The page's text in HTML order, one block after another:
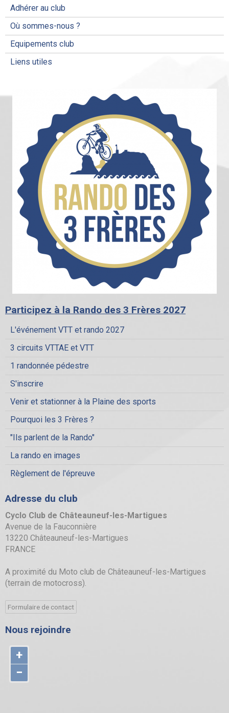
Adhérer au club
Où sommes-nous ?
Equipements club
Liens utiles
Participez à la Rando des 3 Frères 2027
L'événement VTT et rando 2027
3 circuits VTTAE et VTT
1 randonnée pédestre
S'inscrire
Venir et stationner à la Plaine des sports
Pourquoi les 3 Frères ?
"Ils parlent de la Rando"
La rando en images
Règlement de l'épreuve
Adresse du club
Cyclo Club de Châteauneuf-les-Martigues
Avenue de la Fauconnière
13220 Châteauneuf-les-Martigues
FRANCE
A proximité du Moto club de Châteauneuf-les-Martigues
(terrain de motocross).
Formulaire de contact
Nous rejoindre
+
−